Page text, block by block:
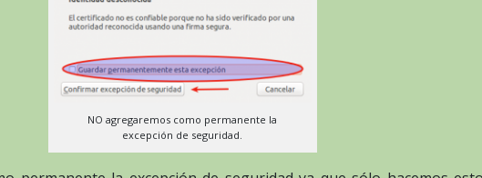
NO agregaremos como permanente la
excepción de seguridad.